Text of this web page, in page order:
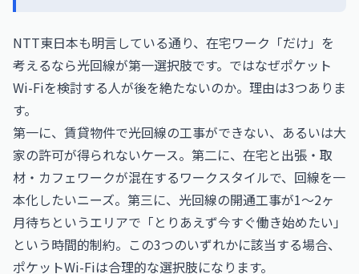
NTT東日本も明言している通り、在宅ワーク「だけ」を
考えるなら光回線が第一選択肢です。ではなぜポケット
Wi-Fiを検討する人が後を絶たないのか。理由は3つありま
す。
第一に、賃貸物件で光回線の工事ができない、あるいは大
家の許可が得られないケース。第二に、在宅と出張・取
材・カフェワークが混在するワークスタイルで、回線を一
本化したいニーズ。第三に、光回線の開通工事が1〜2ヶ
月待ちというエリアで「とりあえず今すぐ働き始めたい」
という時間的制約。この3つのいずれかに該当する場合、
ポケットWi-Fiは合理的な選択肢になります。